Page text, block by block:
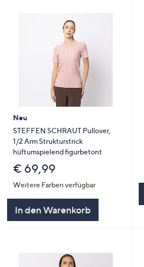
Neu
STEFFEN SCHRAUT Pullover,
1/2 Arm Strukturstrick
hüftumspielend figurbetont
€ 69,99
Weitere Farben verfügbar
In den Warenkorb